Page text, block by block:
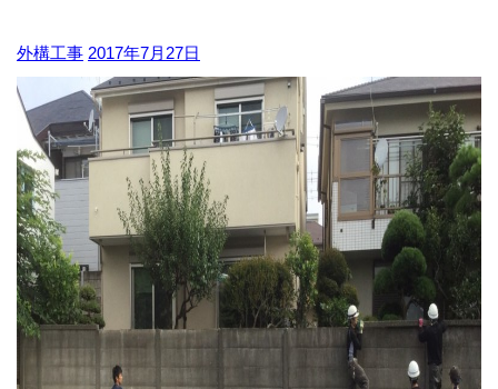
外構工事 2017年7月27日